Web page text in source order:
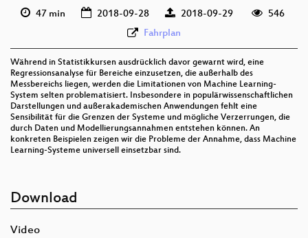
47 min 2018-09-28 2018-09-29
546
Fahrplan
Während in Statistikkursen ausdrücklich davor gewarnt wird, eine
Regressionsanalyse für Bereiche einzusetzen, die außerhalb des
Messbereichs liegen, werden die Limitationen von Machine Learning-
System selten problematisiert. Insbesondere in populärwissenschaftlichen
Darstellungen und außerakademischen Anwendungen fehlt eine
Sensibilität für die Grenzen der Systeme und mögliche Verzerrungen, die
durch Daten und Modellierungsannahmen entstehen können. An
konkreten Beispielen zeigen wir die Probleme der Annahme, dass Machine
Learning-Systeme universell einsetzbar sind.
Download
Video